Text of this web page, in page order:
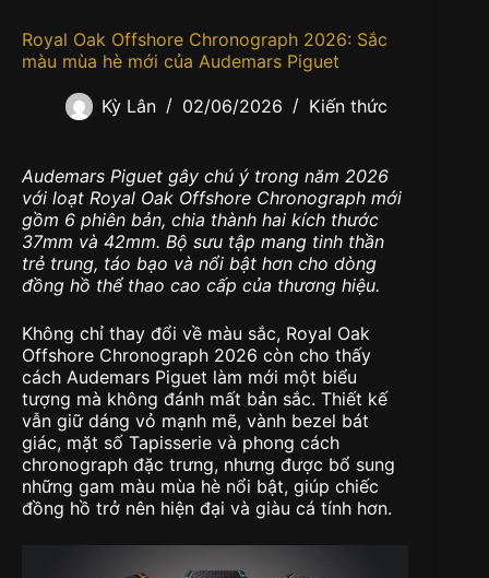
Royal Oak Offshore Chronograph 2026: Sắc
màu mùa hè mới của Audemars Piguet
Kỳ Lân 02/06/2026 Kiến thức
Audemars Piguet gây chú ý trong năm 2026
với loạt Royal Oak Offshore Chronograph mới
gồm 6 phiên bản, chia thành hai kích thước
37mm và 42mm. Bộ sưu tập mang tinh thần
trẻ trung, táo bạo và nổi bật hơn cho dòng
đồng hồ thể thao cao cấp của thương hiệu.
Không chỉ thay đổi về màu sắc, Royal Oak
Offshore Chronograph 2026 còn cho thấy
cách Audemars Piguet làm mới một biểu
tượng mà không đánh mất bản sắc. Thiết kế
vẫn giữ dáng vỏ mạnh mẽ, vành bezel bát
giác, mặt số Tapisserie và phong cách
chronograph đặc trưng, nhưng được bổ sung
những gam màu mùa hè nổi bật, giúp chiếc
đồng hồ trở nên hiện đại và giàu cá tính hơn.